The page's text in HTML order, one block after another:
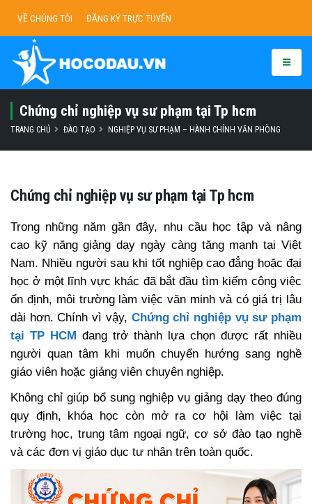
VỀ CHÚNG TÔI ĐĂNG KÝ TRỰC TUYẾN
Chứng chỉ nghiệp vụ sư phạm tại Tp hcm
TRANG CHỦ ĐÀO TẠO NGHIỆP VỤ SƯ PHẠM – HÀNH CHÍNH VĂN PHÒNG
Chứng chỉ nghiệp vụ sư phạm tại Tp hcm
Trong những năm gần đây, nhu cầu học tập và nâng
cao kỹ năng giảng dạy ngày càng tăng mạnh tại Việt
Nam. Nhiều người sau khi tốt nghiệp cao đẳng hoặc đại
học ở một lĩnh vực khác đã bắt đầu tìm kiếm công việc
ổn định, môi trường làm việc văn minh và có giá trị lâu
dài hơn. Chính vì vậy, Chứng chỉ nghiệp vụ sư phạm
tại TP HCM đang trở thành lựa chọn được rất nhiều
người quan tâm khi muốn chuyển hướng sang nghề
giáo viên hoặc giảng viên chuyên nghiệp.
Không chỉ giúp bổ sung nghiệp vụ giảng dạy theo đúng
quy định, khóa học còn mở ra cơ hội làm việc tại
trường học, trung tâm ngoại ngữ, cơ sở đào tạo nghề
và các đơn vị giáo dục tư nhân trên toàn quốc.